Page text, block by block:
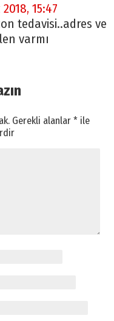
15:47
tedavisi..adres ve
varmı
Gerekli alanlar* ile